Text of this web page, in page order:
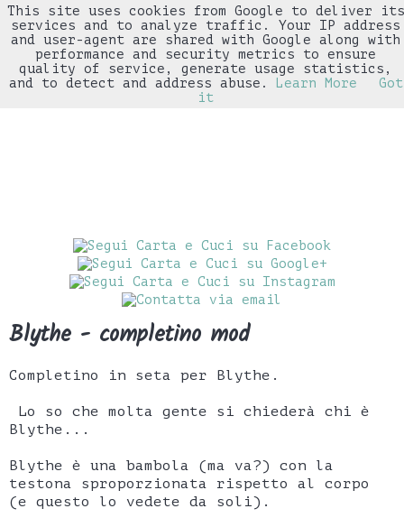
▼
Blythe - completino mod
Completino in seta per Blythe.
Lo so che molta gente si chiederà chi è
Blythe...
Blythe è una bambola (ma va?) con la
testona sproporzionata rispetto al corpo
(e questo lo vedete da soli).
This site uses cookies from Google to deliver its
services and to analyze traffic. Your IP address
and user-agent are shared with Google along with
performance and security metrics to ensure
quality of service, generate usage statistics,
and to detect and address abuse.
Learn More
Got
it